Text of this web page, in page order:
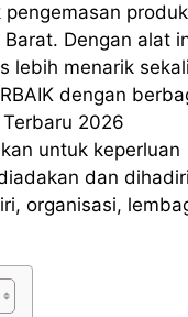
produk
Dengan alat
lebih menarik
dengan
2026
untuk keperluan
dan dihadiri
organisasi,